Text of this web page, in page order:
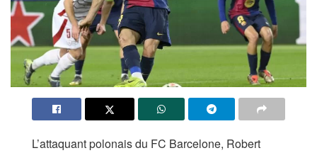
L’attaquant polonais du FC Barcelone, Robert